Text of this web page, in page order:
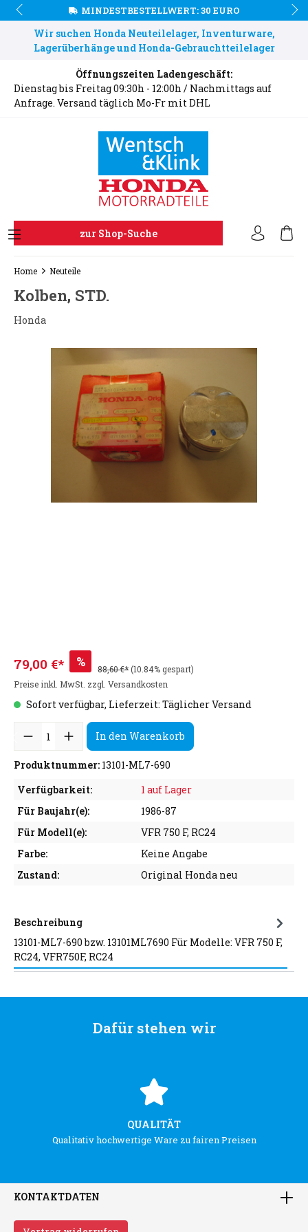
MINDESTBESTELLWERT: 30 EURO
Wir suchen Honda Neuteilelager, Inventurware,
Lagerüberhänge und Honda-Gebrauchtteilelager
Öffnungszeiten Ladengeschäft:
Dienstag bis Freitag 09:30h - 12:00h / Nachmittags auf
Anfrage. Versand täglich Mo-Fr mit DHL
zur Shop-Suche
Home Neuteile
Kolben, STD.
Honda
79,00 €* % 88,60 €*(10.84% gespart)
Preise inkl. MwSt. zzgl. Versandkosten
Sofort verfügbar, Lieferzeit: Täglicher Versand
In den Warenkorb
Produktnummer: 13101-ML7-690
Verfügbarkeit:
1 auf Lager
Für Baujahr(e):
1986-87
Für Modell(e):
VFR 750 F, RC24
Farbe:
Keine Angabe
Zustand:
Original Honda neu
Beschreibung
13101-ML7-690 bzw. 13101ML7690 Für Modelle: VFR 750 F,
RC24, VFR750F, RC24
Dafür stehen wir
QUALITÄT
Qualitativ hochwertige Ware zu fairen Preisen
KONTAKTDATEN